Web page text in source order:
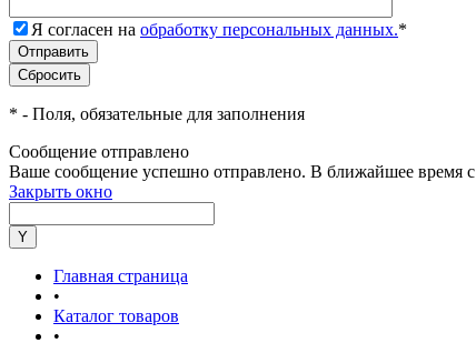
Я согласен на обработку персональных данных.*
* - Поля, обязательные для заполнения
Сообщение отправлено
Ваше сообщение успешно отправлено. В ближайшее время
Закрыть окно
Главная страница
•
Каталог товаров
•